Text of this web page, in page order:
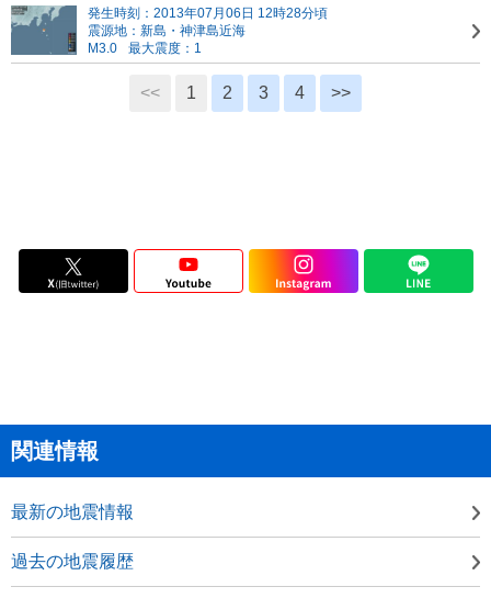
発生時刻：2013年07月06日 12時28分頃
震源地：新島・神津島近海
M3.0
最大震度：1
<< 1 2 3 4 >>
関連情報
最新の地震情報
過去の地震履歴